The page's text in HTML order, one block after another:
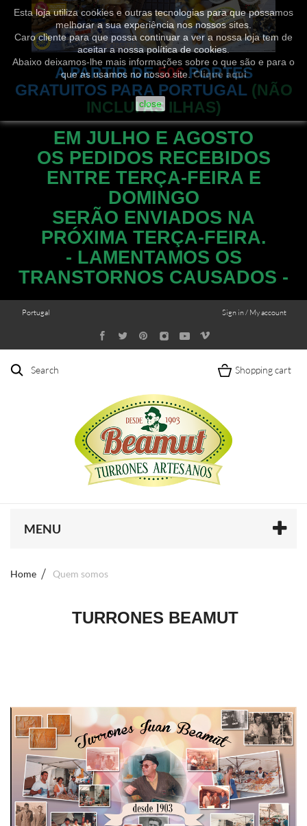
Esta loja utiliza cookies e outras tecnologias para que possamos
melhorar a sua experiência nos nossos sites.
Caro cliente para que possa continuar a ver a nossa loja tem de
aceitar a nossa política de cookies.
Abaixo deixamos-lhe mais informações sobre o que são e para o
que as usamos no nosso site.Clique aqui
close
A PARTIR DE 50€ PORTES
GRATUITOS PARA PORTUGAL (NÃO
INCLUI AS ILHAS)
EM JULHO E AGOSTO
OS PEDIDOS RECEBIDOS
ENTRE TERÇA-FEIRA E
DOMINGO
SERÃO ENVIADOS NA
PRÓXIMA TERÇA-FEIRA.
- LAMENTAMOS OS
TRANSTORNOS CAUSADOS -
Sign in / My account
Portugal
Search Shopping cart
MENU
Home Quem somos
TURRONES BEAMUT